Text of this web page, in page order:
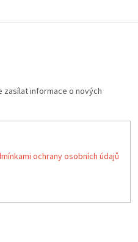
zasílat informace o nových
ochrany osobních údajů